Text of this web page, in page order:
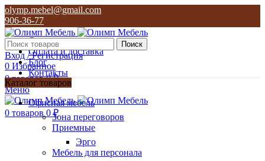
olymp.mebel@gmail.com
906-36-77
О нас
Оплата и доставка
Блог
Контакты
906-36-77
Поиск
Вход / Регистрация
0 Избранное
0товаров 0₽
Меню
0 товаров 0₽
Каталог товаров
Офисная мебель
Зона переговоров
Приемные
Эрго
Мебель для персонала